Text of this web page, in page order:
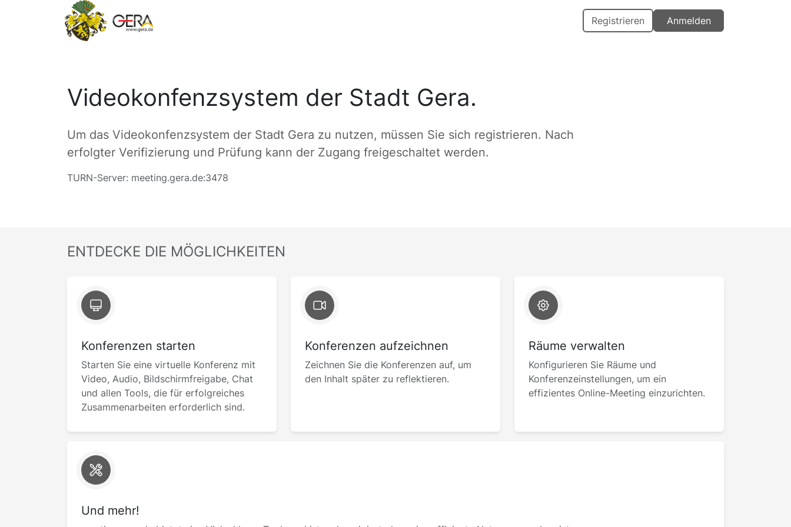
Registrieren Anmelden
Videokonfenzsystem der Stadt Gera.
Um das Videokonfenzsystem der Stadt Gera zu nutzen, müssen Sie sich registrieren. Nach
erfolgter Verifizierung und Prüfung kann der Zugang freigeschaltet werden.
TURN-Server: meeting.gera.de:3478
ENTDECKE DIE MÖGLICHKEITEN
Konferenzen starten
Starten Sie eine virtuelle Konferenz mit
Video, Audio, Bildschirmfreigabe, Chat
und allen Tools, die für erfolgreiches
Zusammenarbeiten erforderlich sind.
Konferenzen aufzeichnen
Zeichnen Sie die Konferenzen auf, um
den Inhalt später zu reflektieren.
Räume verwalten
Konfigurieren Sie Räume und
Konferenzeinstellungen, um ein
effizientes Online-Meeting einzurichten.
Und mehr!